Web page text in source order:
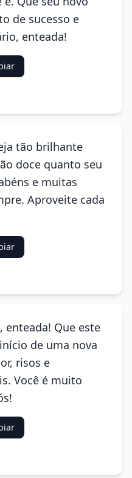
de sucesso e
enteada!
tão brilhante
doce quanto seu
e muitas
Aproveite cada
enteada! Que este
de uma nova
risos e
Você é muito